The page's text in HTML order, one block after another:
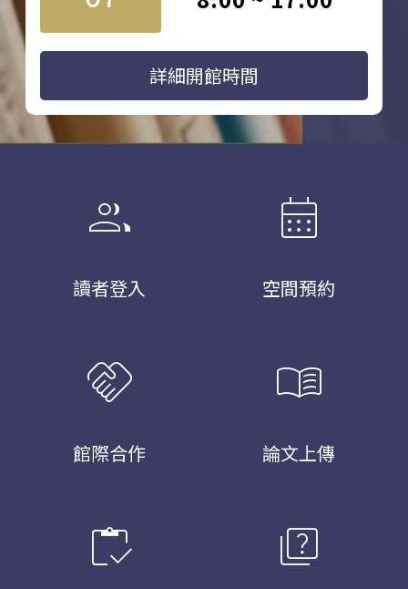
詳細開館時間
group
讀者登入
calendar_month
空間預約
handshake
館際合作
menu_book
論文上傳
inventory quiz